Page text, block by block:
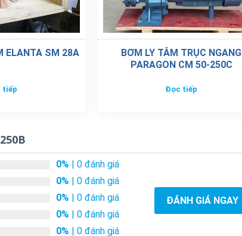
ELANTA SM 28A
tiếp
BƠM LY TÂM TRỤC NGANG
PARAGON CM 50-250C
Đọc tiếp
0% | 0 đánh giá
0% | 0 đánh giá
0% | 0 đánh giá
0% | 0 đánh giá
0% | 0 đánh giá
ĐÁNH GIÁ NGAY